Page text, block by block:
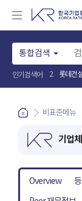
통합검색
인기검색어 2 롯데건
비표준메뉴
기업
Overview